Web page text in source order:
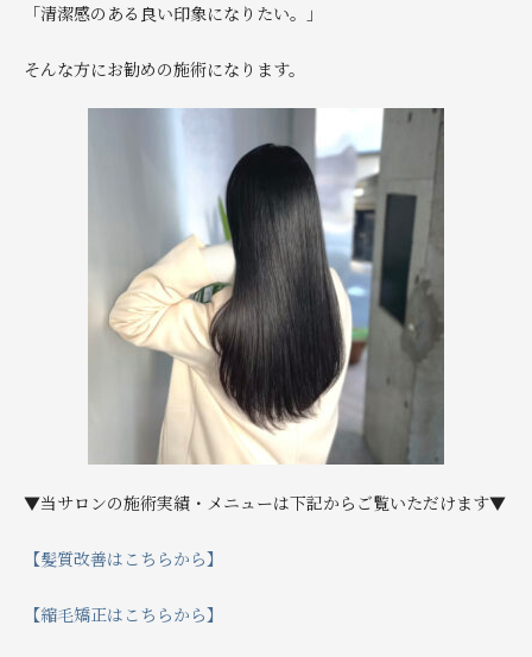
「清潔感のある良い印象になりたい。」
そんな方にお勧めの施術になります。
▼当サロンの施術実績・メニューは下記からご覧いただけます▼
【髪質改善はこちらから】
【縮毛矯正はこちらから】